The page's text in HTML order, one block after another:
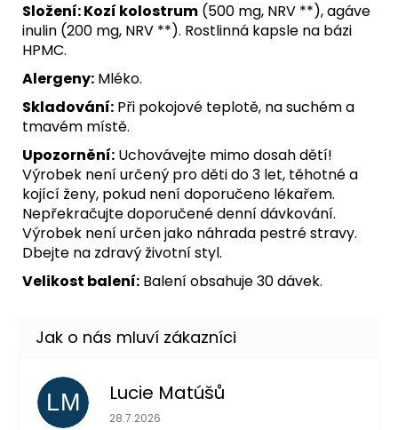
Složení: Kozí kolostrum (500 mg, NRV **), agáve
inulin (200 mg, NRV **). Rostlinná kapsle na bázi
HPMC.
Alergeny: Mléko.
Skladování: Při pokojové teplotě, na suchém a
tmavém místě.
Upozornění: Uchovávejte mimo dosah dětí!
Výrobek není určený pro děti do 3 let, těhotné a
kojící ženy, pokud není doporučeno lékařem.
Nepřekračujte doporučené denní dávkování.
Výrobek není určen jako náhrada pestré stravy.
Dbejte na zdravý životní styl.
Velikost balení: Balení obsahuje 30 dávek.
LM Lucie Matúšů
Hodnocení obchodu je 5 z 5 hvězdiček.
28.7.2026